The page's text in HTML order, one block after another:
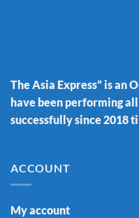
The Asia Express” is an
have been performing
successfully since 2018
ACCOUNT
My account